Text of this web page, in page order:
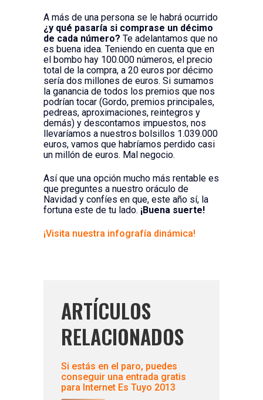
A más de una persona se le habrá ocurrido
¿y qué pasaría si comprase un décimo
de cada número? Te adelantamos que no
es buena idea. Teniendo en cuenta que en
el bombo hay 100.000 números, el precio
total de la compra, a 20 euros por décimo
sería dos millones de euros. Si sumamos
la ganancia de todos los premios que nos
podrían tocar (Gordo, premios principales,
pedreas, aproximaciones, reintegros y
demás) y descontamos impuestos, nos
llevaríamos a nuestros bolsillos 1.039.000
euros, vamos que habríamos perdido casi
un millón de euros. Mal negocio.
Así que una opción mucho más rentable es
que preguntes a nuestro oráculo de
Navidad y confíes en que, este año sí, la
fortuna este de tu lado. ¡Buena suerte!
¡Visita nuestra infografía dinámica!
ARTÍCULOS
RELACIONADOS
Si estás en el paro, puedes
conseguir una entrada gratis
para Internet Es Tuyo 2013